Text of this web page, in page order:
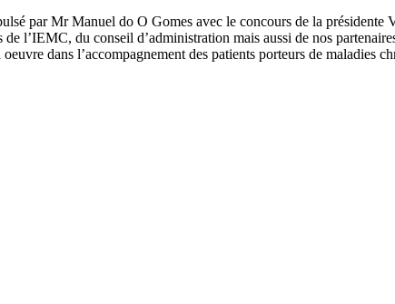
par Mr Manuel do O Gomes avec le concours de la présidente
l’IEMC, du conseil d’administration mais aussi de nos
dans l’accompagnement des patients porteurs de maladies